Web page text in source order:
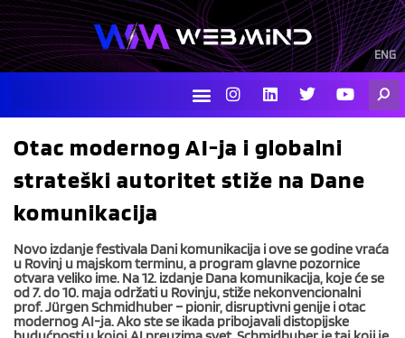
Skip
to
content
ENG
I
n
s
a
r
L
i
n
e
i
T
w
i
t
r
Y
o
u
e
Otac modernog AI-ja i globalni
strateški autoritet stiže na Dane
komunikacija
Novo izdanje festivala Dani komunikacija i ove se godine vraća
u Rovinj u majskom terminu, a program glavne pozornice
otvara veliko ime. Na 12. izdanje Dana komunikacija, koje će se
od 7. do 10. maja održati u Rovinju, stiže nekonvencionalni
prof. Jürgen Schmidhuber – pionir, disruptivni genije i otac
modernog AI-ja. Ako ste se ikada pribojavali distopijske